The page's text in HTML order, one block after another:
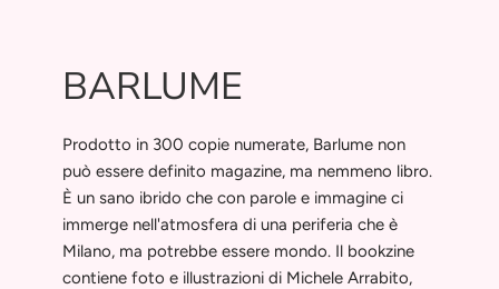
BARLUME
Prodotto in 300 copie numerate, Barlume non
può essere definito magazine, ma nemmeno libro.
È un sano ibrido che con parole e immagine ci
immerge nell'atmosfera di una periferia che è
Milano, ma potrebbe essere mondo. Il bookzine
contiene foto e illustrazioni di Michele Arrabito,